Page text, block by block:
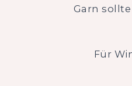
Garn
Für